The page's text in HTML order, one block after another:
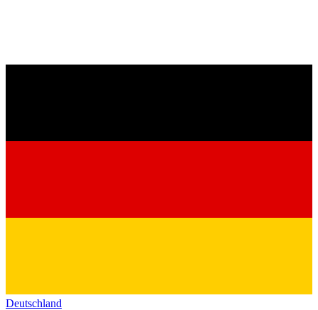
Deutschland